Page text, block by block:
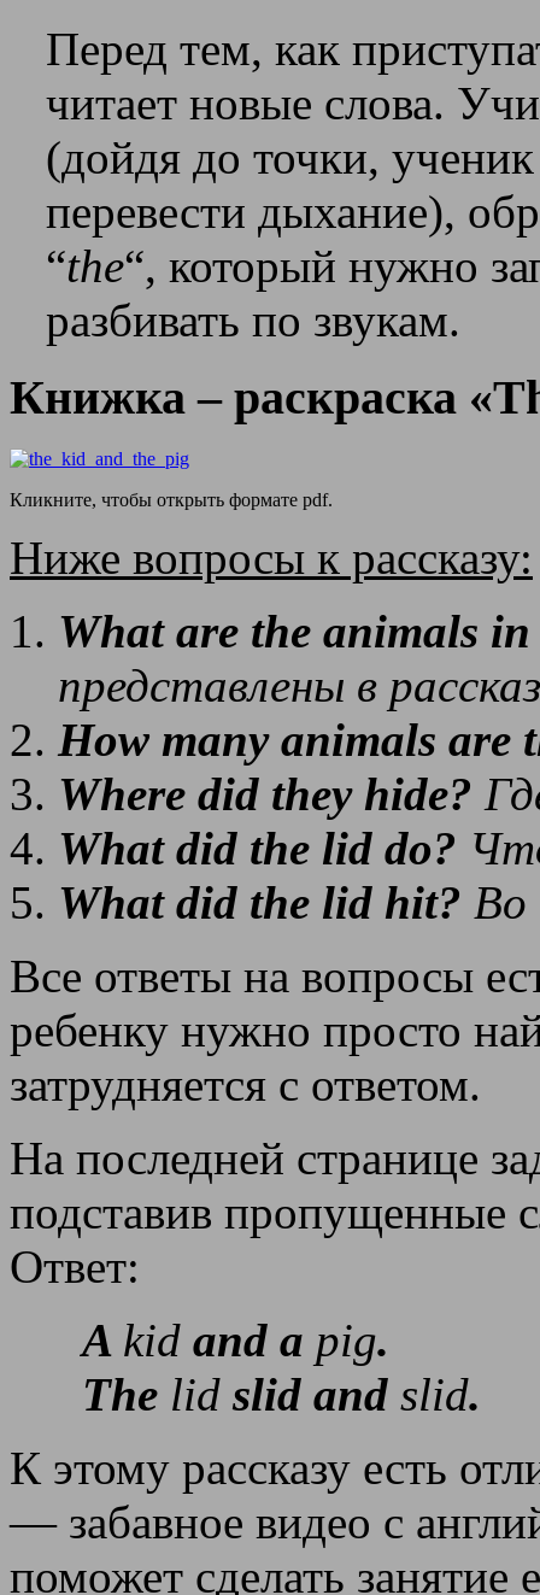
Перед тем, как
читает новые слова.
(дойдя до точки,
перевести дыхание),
“the“, который нужно
разбивать по звукам.
Книжка – раскраска
Кликните, чтобы открыть формате pdf.
Ниже вопросы к рассказу:
What are the animals
представлены в
How many animals are
Where did they hide?
What did the lid do?
What did the lid hit? Во
Все ответы на вопросы
ребенку нужно просто
затрудняется с ответом.
На последней странице
подставив пропущенные
Ответ:
A kid and a pig.
The lid slid and slid.
К этому рассказу есть
— забавное видео с
поможет сделать занятие